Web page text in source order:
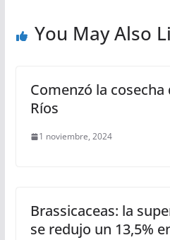
p
p
o
k
g
e
You May Also
Comenzó la
Ríos
1 noviembre, 2024
Brassicaceas: la
se redujo un 13,5%